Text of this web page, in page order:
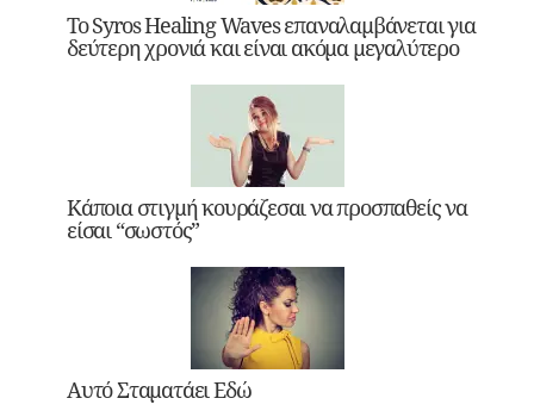
Το Syros Healing Waves επαναλαμβάνεται για
δεύτερη χρονιά και είναι ακόμα μεγαλύτερο
Κάποια στιγμή κουράζεσαι να προσπαθείς να
είσαι “σωστός”
Αυτό Σταματάει Εδώ